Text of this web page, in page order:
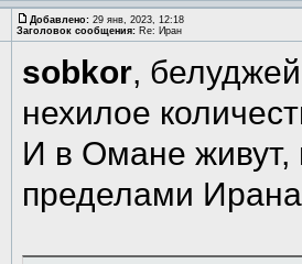
Добавлено: 29 янв, 2023, 12:18
Заголовок сообщения: Re: Иран
sobkor,
нехилое
И в Омане живут,
пределами